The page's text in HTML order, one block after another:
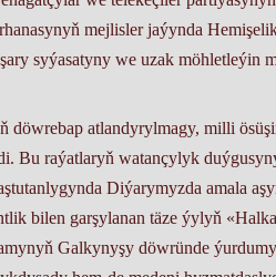
mejlisler jaýynda
syýasatyny we uzak
döwrebap atlandyrylmagy, milli
Bu raýatlaryň watançylyk
Diýarymyzda amala
bilen garşylanan täze ýylyň
Galkynyşy döwründe